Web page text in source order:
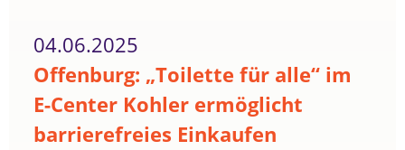
04.06.2025
Offenburg: „Toilette für alle“ im
E-Center Kohler ermöglicht
barrierefreies Einkaufen